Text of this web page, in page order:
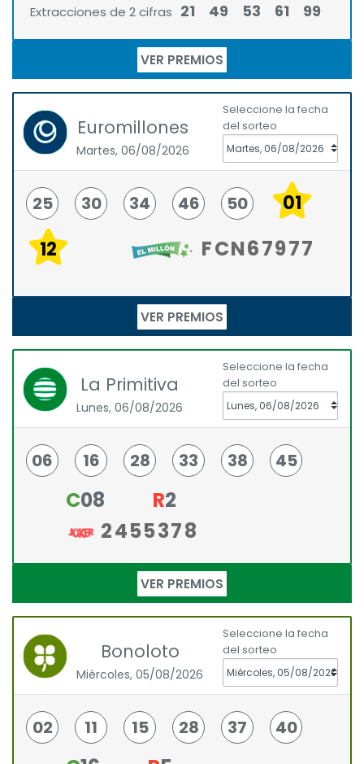
Extracciones de 2 cifras 21 49 53 61 99
VER PREMIOS
Euromillones
Martes, 06/08/2026
Seleccione la fecha
del sorteo
25 30 34 46 50
01
12
FCN67977
VER PREMIOS
La Primitiva
Lunes, 06/08/2026
Seleccione la fecha
del sorteo
06 16 28 33 38 45
C08 R2
2455378
VER PREMIOS
Bonoloto
Miércoles, 05/08/2026
Seleccione la fecha
del sorteo
02 11 15 28 37 40